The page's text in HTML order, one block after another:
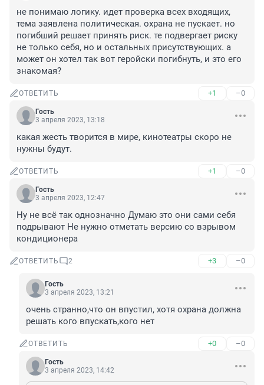
не понимаю логику. идет проверка всех входящих,
тема заявлена политическая. охрана не пускает. но
погибший решает принять риск. те подвергает риску
не только себя, но и остальных присутствующих. а
может он хотел так вот геройски погибнуть, и это его
знакомая?
ОТВЕТИТЬ +1 –0
Гость
3 апреля 2023, 13:18
какая жесть творится в мире, кинотеатры скоро не
нужны будут.
ОТВЕТИТЬ +1 –0
Гость
3 апреля 2023, 12:47
Ну не всё так однозначно Думаю это они сами себя
подрывают Не нужно отметать версию со взрывом
кондиционера
ОТВЕТИТЬ 2 +3 –0
Гость
3 апреля 2023, 13:21
очень странно,что он впустил, хотя охрана должна
решать кого впускать,кого нет
ОТВЕТИТЬ +0 –0
Гость
3 апреля 2023, 14:42